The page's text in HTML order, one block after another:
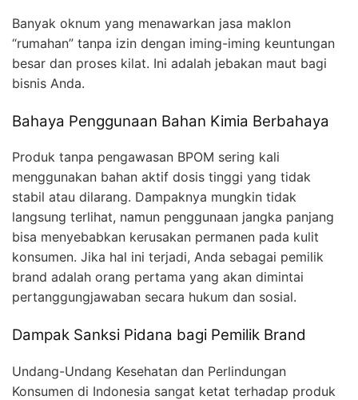
Banyak oknum yang menawarkan jasa maklon
“rumahan” tanpa izin dengan iming-iming keuntungan
besar dan proses kilat. Ini adalah jebakan maut bagi
bisnis Anda.
Bahaya Penggunaan Bahan Kimia Berbahaya
Produk tanpa pengawasan BPOM sering kali
menggunakan bahan aktif dosis tinggi yang tidak
stabil atau dilarang. Dampaknya mungkin tidak
langsung terlihat, namun penggunaan jangka panjang
bisa menyebabkan kerusakan permanen pada kulit
konsumen. Jika hal ini terjadi, Anda sebagai pemilik
brand adalah orang pertama yang akan dimintai
pertanggungjawaban secara hukum dan sosial.
Dampak Sanksi Pidana bagi Pemilik Brand
Undang-Undang Kesehatan dan Perlindungan
Konsumen di Indonesia sangat ketat terhadap produk